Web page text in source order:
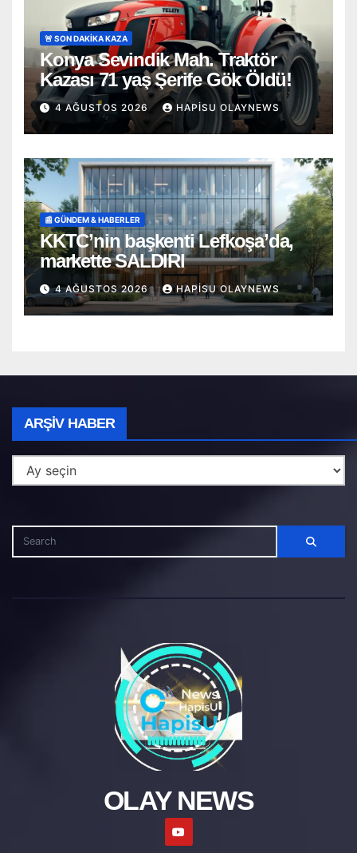
🚨 SON DAKİKA KAZA
Konya Sevindik Mah. Traktör
Kazası 71 yaş Şerife Gök Öldü!
4 AĞUSTOS 2026 HAPISU OLAYNEWS
📰 GÜNDEM & HABERLER
KKTC’nin başkenti Lefkoşa’da,
markette SALDIRI
4 AĞUSTOS 2026 HAPISU OLAYNEWS
ARŞIV HABER
Haber
OLAY NEWS